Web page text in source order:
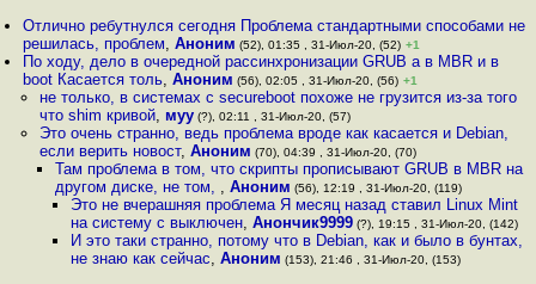
Отлично ребутнулся сегодня Проблема стандартными способами не
решилась, проблем,Аноним (52), 01:35 , 31-Июл-20, (52) +1
По ходу, дело в очередной рассинхронизации GRUB а в MBR и в
boot Касается толь,Аноним (56), 02:05 , 31-Июл-20, (56) +1
не только, в системах с secureboot похоже не грузится из-за того
что shim кривой, муу(?), 02:11 , 31-Июл-20, (57)
Это очень странно, ведь проблема вроде как касается и Debian,
если верить новост, Аноним (70), 04:39 , 31-Июл-20, (70)
Там проблема в том, что скрипты прописывают GRUB в MBR на
другом диске, не том, , Аноним (56), 12:19 , 31-Июл-20, (119)
Это не вчерашняя проблема Я месяц назад ставил Linux Mint
на систему с выключен,Анончик9999 (?), 19:15 , 31-Июл-20, (142)
И это таки странно, потому что в Debian, как и было в бунтах,
не знаю как сейчас,Аноним (153), 21:46 , 31-Июл-20, (153)